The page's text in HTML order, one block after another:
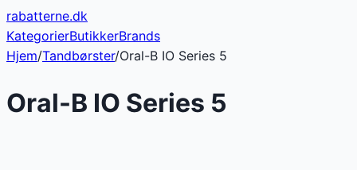
rabatterne.dk
KategorierButikkerBrands
Hjem/Tandbørster/Oral-B IO Series 5
Oral-B IO Series 5